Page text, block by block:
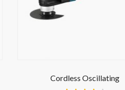
Cordless Oscillating